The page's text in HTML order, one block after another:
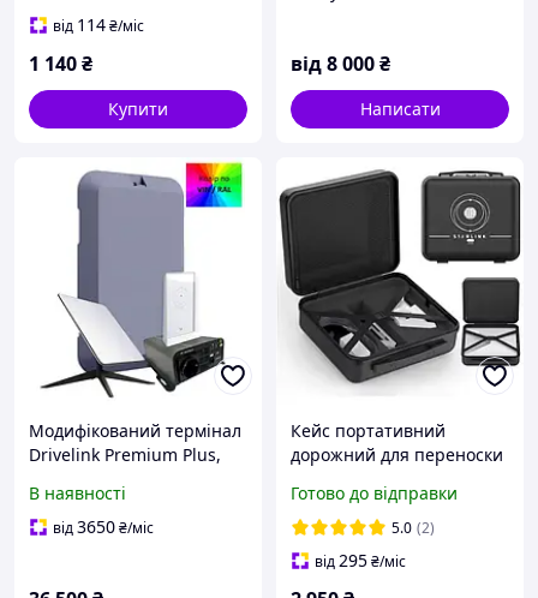
від 114₴/міс
1 140₴
Купити
від8 000₴
Написати
Модифікований термінал
Drivelink Premium Plus,
В наявності
від3650₴/міс
Кейс портативний
дорожний для переноски
Готово до відправки
5.0 (2)
від295₴/міс